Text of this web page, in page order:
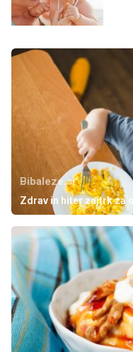
Bibaleze.si
Zdrav in hiter zajtrk za